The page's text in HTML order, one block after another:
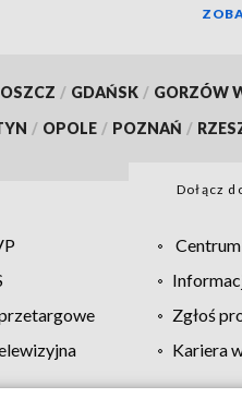
/ GDAŃSK / GORZÓW
/ OPOLE / POZNAŃ /
Dołącz
Zgłoś
Kariera